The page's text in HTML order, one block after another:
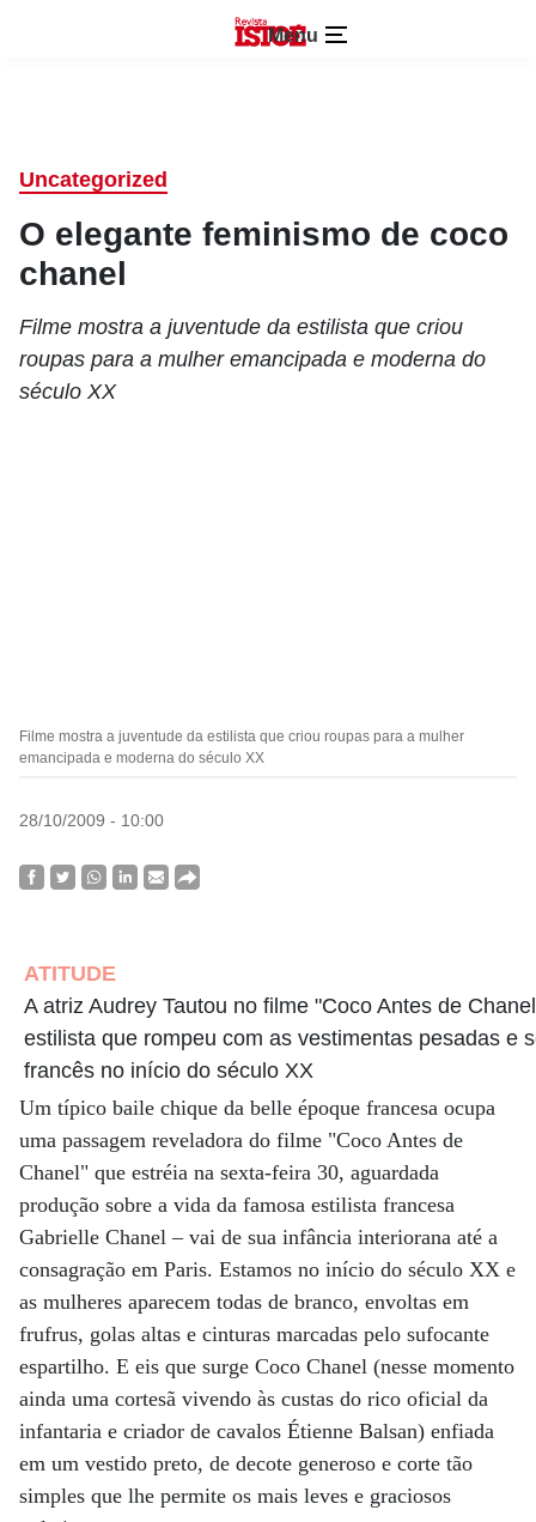
Menu
Uncategorized
O elegante feminismo de coco
chanel
Filme mostra a juventude da estilista que criou
roupas para a mulher emancipada e moderna do
século XX
Filme mostra a juventude da estilista que criou roupas para a mulher
emancipada e moderna do século XX
28/10/2009 - 10:00
ATITUDE
A atriz Audrey Tautou no filme "Coco Antes de
estilista que rompeu com as vestimentas pesadas e
francês no início do século XX
Um típico baile chique da belle époque francesa ocupa
uma passagem reveladora do filme "Coco Antes de
Chanel" que estréia na sexta-feira 30, aguardada
produção sobre a vida da famosa estilista francesa
Gabrielle Chanel – vai de sua infância interiorana até a
consagração em Paris. Estamos no início do século XX e
as mulheres aparecem todas de branco, envoltas em
frufrus, golas altas e cinturas marcadas pelo sufocante
espartilho. E eis que surge Coco Chanel (nesse momento
ainda uma cortesã vivendo às custas do rico oficial da
infantaria e criador de cavalos Étienne Balsan) enfiada
em um vestido preto, de decote generoso e corte tão
simples que lhe permite os mais leves e graciosos